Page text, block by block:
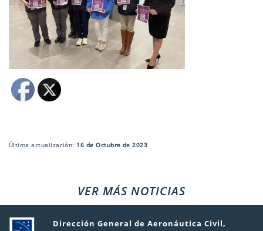
Última actualización: 16 de Octubre de 2023
VER MÁS NOTICIAS
Dirección General de Aeronáutica Civil,